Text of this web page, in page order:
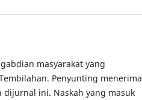
masyarakat yang
Penyunting menerima
ini. Naskah yang masuk